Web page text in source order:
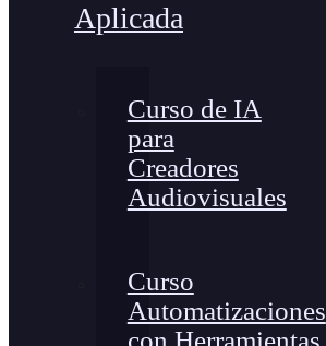
Aplicada
Curso de IA
para
Creadores
Audiovisuales
Curso
Automatizaciones
con Herramientas